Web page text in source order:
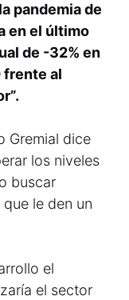
pandemia de
en el último
de -32% en
frente al
Gremial dice
los niveles
buscar
le den un
el
el sector